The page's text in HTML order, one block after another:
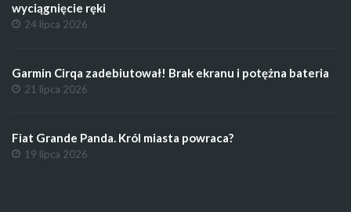
wyciągnięcie ręki
24 lipca 2026
Garmin Cirqa zadebiutował! Brak ekranu i potężna bateria
21 lipca 2026
Fiat Grande Panda. Król miasta powraca?
19 lipca 2026